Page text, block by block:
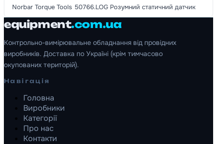
Norbar Torque Tools 50766.LOG Розумний статичний датчик
equipment.com.ua
Контрольно-вимірювальне обладнання від провідних
виробників. Доставка по Україні (крім тимчасово
окупованих територій).
Навігація
Головна
Виробники
Категорії
Про нас
Контакти